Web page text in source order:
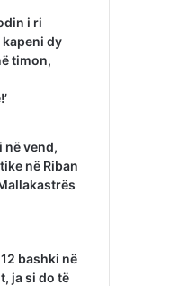
i ri
kapeni dy
timon,
në vend,
në Riban
bashki në
ja si do të